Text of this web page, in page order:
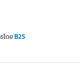
โดยB2S